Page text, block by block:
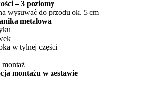
– 3 poziomy
wysuwać do przodu ok. 5 cm
metalowa
w tylnej części
montażu w zestawie